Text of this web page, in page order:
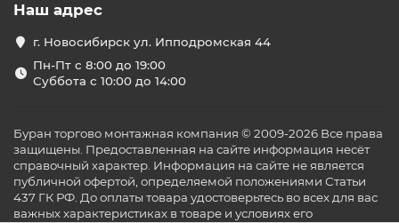
Наш адрес
г. Новосибирск ул. Ипподромская 44
Пн-Пт с 8:00 до 19:00
Суббота с 10:00 до 14:00
Буран торгово монтажная компания © 2009-2026 Все права
защищены. Предоставленная на сайте информация несёт
справочный характер. Информация на сайте не является
публичной офертой, определяемой положениями Статьи
437 ГК РФ. До оплаты товара удостоверьтесь во всех для вас
важных характеристиках в товаре и условиях его